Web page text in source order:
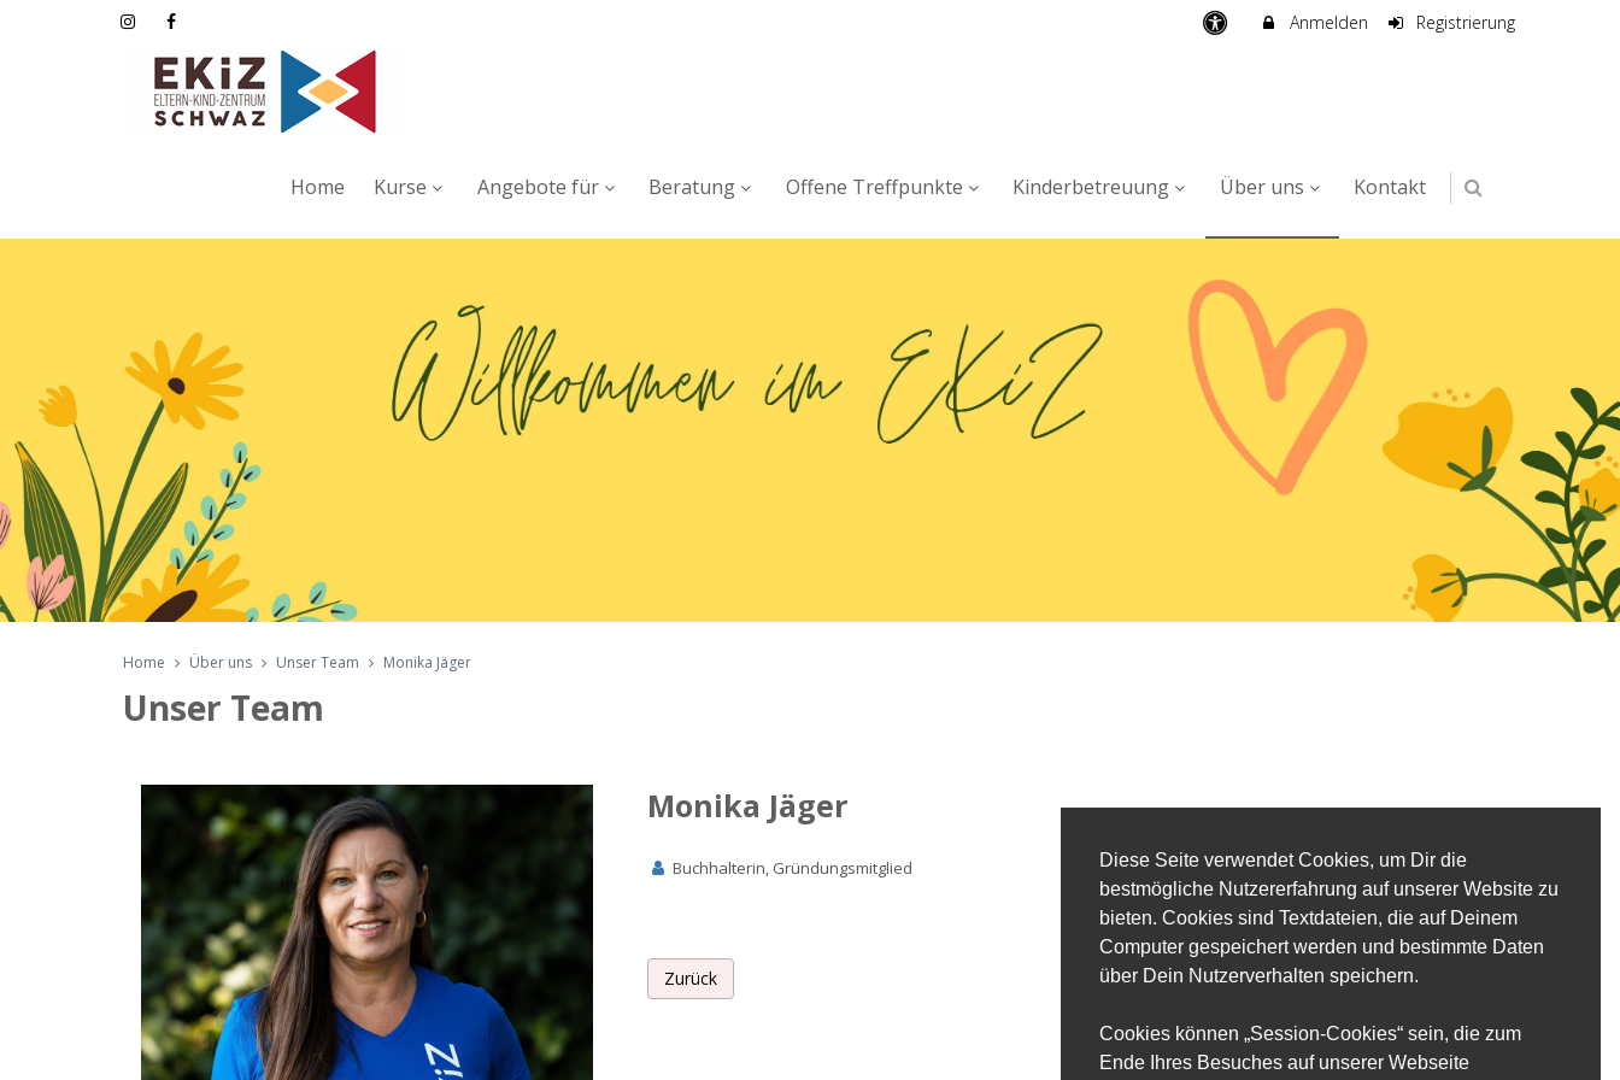
Diese Seite verwendet Cookies, um Dir die
bestmögliche Nutzererfahrung auf unserer Website zu
bieten. Cookies sind Textdateien, die auf Deinem
Computer gespeichert werden und bestimmte Daten
über Dein Nutzerverhalten speichern.
Cookies können „Session-Cookies“ sein, die zum
Ende Ihres Besuches auf unserer Webseite
Anmelden Registrierung
Home Kurse Angebote für Beratung Offene Treffpunkte Kinderbetreuung Über uns Kontakt
Home Über uns Unser Team Monika Jäger
Unser Team
Monika Jäger
Buchhalterin, Gründungsmitglied
Zurück